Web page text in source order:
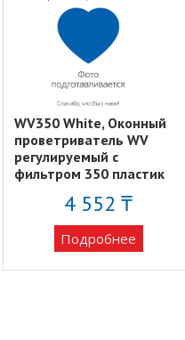
WV350 White, Оконный
проветриватель WV
регулируемый с
фильтром 350 пластик
4 552 ₸
Подробнее